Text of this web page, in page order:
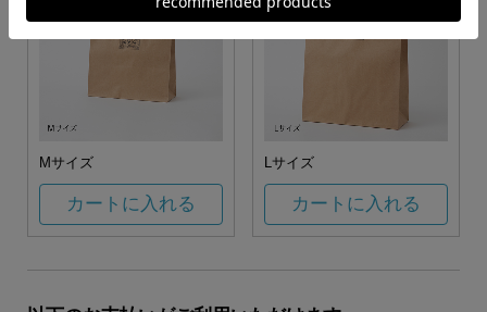
Mサイズ
カートに入れる
Lサイズ
カートに入れる